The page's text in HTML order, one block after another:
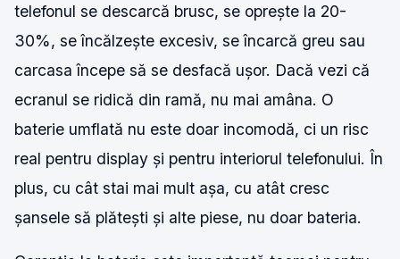
telefonul se descarcă brusc, se oprește la 20-
30%, se încălzește excesiv, se încarcă greu sau
carcasa începe să se desfacă ușor. Dacă vezi că
ecranul se ridică din ramă, nu mai amâna. O
baterie umflată nu este doar incomodă, ci un risc
real pentru display și pentru interiorul telefonului. În
plus, cu cât stai mai mult așa, cu atât cresc
șansele să plătești și alte piese, nu doar bateria.